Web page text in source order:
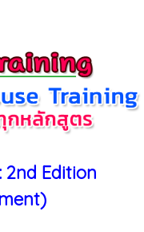
2nd Edition